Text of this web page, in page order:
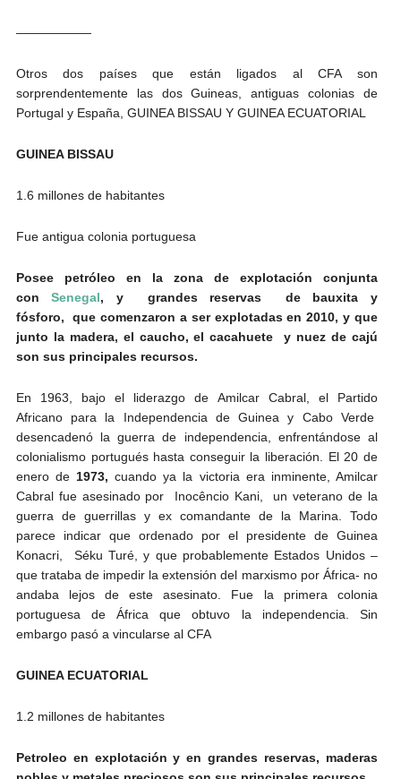
——————
Otros dos países que están ligados al CFA son
sorprendentemente las dos Guineas, antiguas colonias de
Portugal y España, GUINEA BISSAU Y GUINEA ECUATORIAL
GUINEA BISSAU
1.6 millones de habitantes
Fue antigua colonia portuguesa
Posee petróleo en la zona de explotación conjunta
conSenegal, y grandes reservas de bauxita y
fósforo,
que comenzaron a ser explotadas en 2010, y que
junto la madera, el caucho, el cacahuete y nuez de cajú
son sus principales recursos.
En 1963, bajo el liderazgo de Amilcar Cabral, el Partido
Africano para la Independencia de Guinea y Cabo Verde
desencadenó la guerra de independencia, enfrentándose al
colonialismo portugués hasta conseguir la liberación. El 20 de
enero de1973, cuando ya la victoria era inminente, Amilcar
Cabral fue asesinado por Inocêncio Kani, un veterano de la
guerra de guerrillas y ex comandante de la Marina. Todo
parece indicar que ordenado por el presidente de Guinea
Konacri, Séku Turé, y que probablemente Estados Unidos –
que trataba de impedir la extensión del marxismo por África- no
andaba lejos de este asesinato. Fue la primera colonia
portuguesa de África que obtuvo la independencia. Sin
embargo pasó a vincularse al CFA
GUINEA ECUATORIAL
1.2 millones de habitantes
Petroleo en explotación y en grandes reservas, maderas